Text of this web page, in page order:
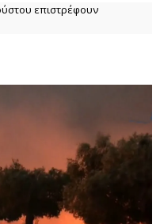
επιστρέφουν